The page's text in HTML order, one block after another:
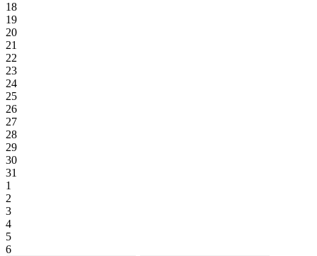
18
19
20
21
22
23
24
25
26
27
28
29
30
31
1
2
3
4
5
6